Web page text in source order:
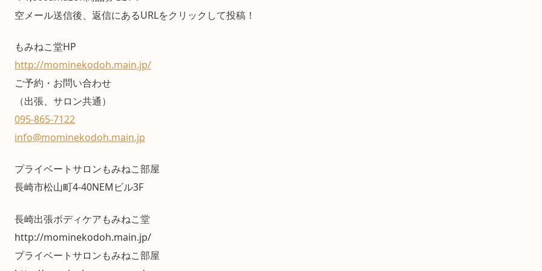
空メール送信後、返信にあるURLをクリックして投稿！
もみねこ堂HP
http://mominekodoh.main.jp/
ご予約・お問い合わせ
（出張、サロン共通）
095-865-7122
info@mominekodoh.main.jp
プライベートサロンもみねこ部屋
長崎市松山町4-40NEMビル3F
長崎出張ボディケアもみねこ堂
http://mominekodoh.main.jp/
プライベートサロンもみねこ部屋